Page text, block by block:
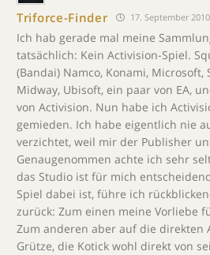
Triforce-Finder 17. September
Ich hab gerade mal meine
tatsächlich: Kein Activision-Spiel.
(Bandai) Namco, Konami, Microsoft,
Midway, Ubisoft, ein paar von EA,
von Activision. Nun habe ich
gemieden. Ich habe eigentlich nie
verzichtet, weil mir der Publisher
Genaugenommen achte ich sehr
das Studio ist für mich
Spiel dabei ist, führe ich
zurück: Zum einen meine Vorliebe
Zum anderen aber auf die direkten
Grütze, die Kotick wohl direkt von